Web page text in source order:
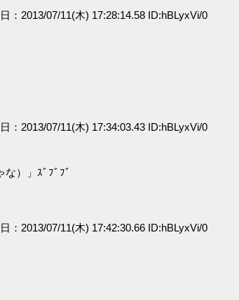
：2013/07/11(木) 17:28:14.58 ID:hBLyxVi/0
：2013/07/11(木) 17:34:03.43 ID:hBLyxVi/0
）」ｽﾞﾌﾞﾌﾞ
：2013/07/11(木) 17:42:30.66 ID:hBLyxVi/0